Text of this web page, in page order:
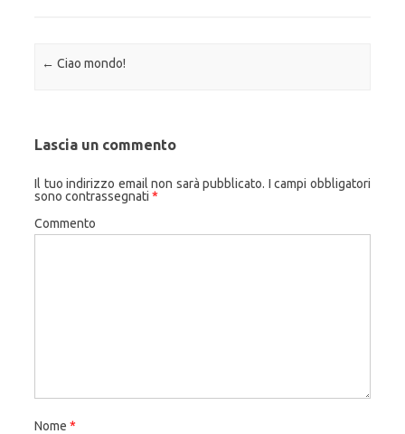
Navigazione articolo
← Ciao mondo!
Lascia un commento
Il tuo indirizzo email non sarà pubblicato. I campi obbligatori
sono contrassegnati *
Commento
Nome *